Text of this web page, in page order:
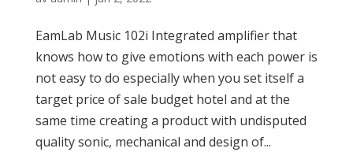
EamLab Music 102i Integrated amplifier that
knows how to give emotions with each power is
not easy to do especially when you set itself a
target price of sale budget hotel and at the
same time creating a product with undisputed
quality sonic, mechanical and design of...